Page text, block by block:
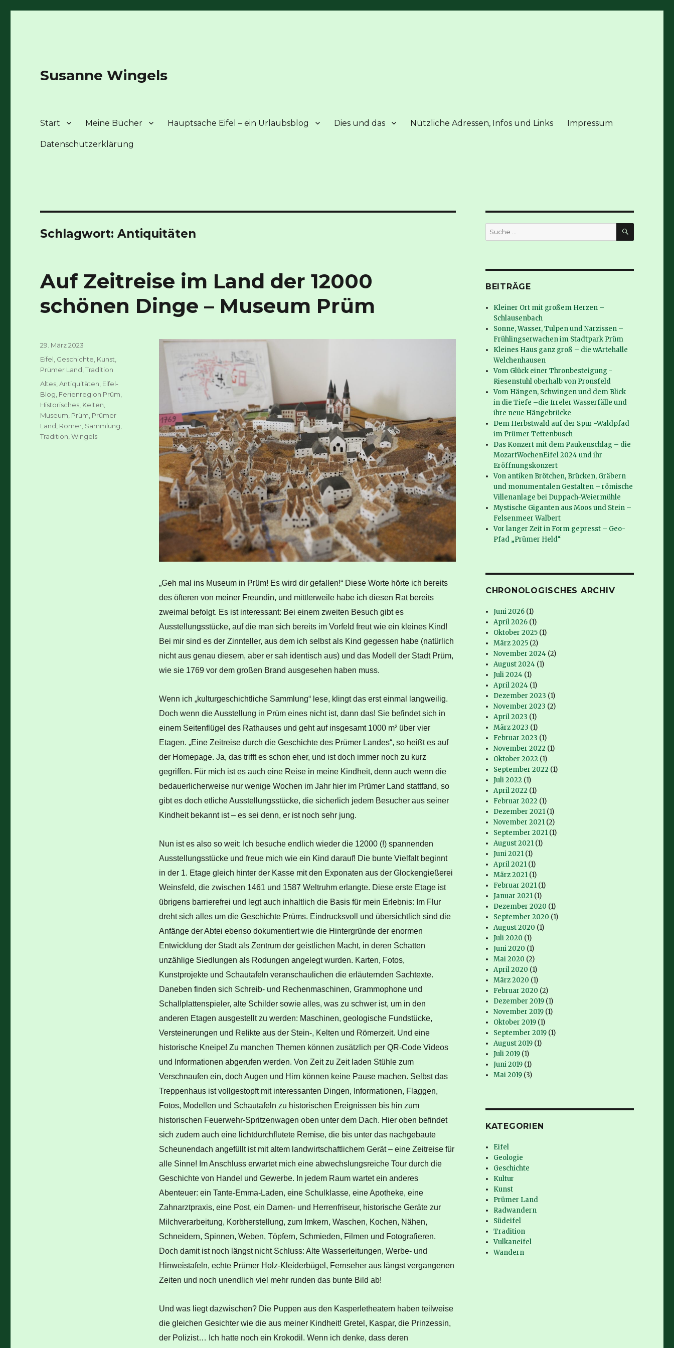
Susanne Wingels
Start Meine Bücher Hauptsache Eifel – ein Urlaubsblog Dies und das Nützliche Adressen, Infos und Links Impressum
Datenschutzerklärung
Schlagwort:Antiquitäten
Auf Zeitreise im Land der 12000
schönen Dinge – Museum Prüm
„Geh mal ins Museum in Prüm! Es wird dir gefallen!“ Diese Worte hörte ich bereits
des öfteren von meiner Freundin, und mittlerweile habe ich diesen Rat bereits
zweimal befolgt. Es ist interessant: Bei einem zweiten Besuch gibt es
Ausstellungsstücke, auf die man sich bereits im Vorfeld freut wie ein kleines Kind!
Bei mir sind es der Zinnteller, aus dem ich selbst als Kind gegessen habe (natürlich
nicht aus genau diesem, aber er sah identisch aus) und das Modell der Stadt Prüm,
wie sie 1769 vor dem großen Brand ausgesehen haben muss.
Wenn ich „kulturgeschichtliche Sammlung“ lese, klingt das erst einmal langweilig.
Doch wenn die Ausstellung in Prüm eines nicht ist, dann das! Sie befindet sich in
einem Seitenflügel des Rathauses und geht auf insgesamt 1000 m² über vier
Etagen. „Eine Zeitreise durch die Geschichte des Prümer Landes“, so heißt es auf
der Homepage. Ja, das trifft es schon eher, und ist doch immer noch zu kurz
gegriffen. Für mich ist es auch eine Reise in meine Kindheit, denn auch wenn die
bedauerlicherweise nur wenige Wochen im Jahr hier im Prümer Land stattfand, so
gibt es doch etliche Ausstellungsstücke, die sicherlich jedem Besucher aus seiner
Kindheit bekannt ist – es sei denn, er ist noch sehr jung.
Nun ist es also so weit: Ich besuche endlich wieder die 12000 (!) spannenden
Ausstellungsstücke und freue mich wie ein Kind darauf! Die bunte Vielfalt beginnt
in der 1. Etage gleich hinter der Kasse mit den Exponaten aus der Glockengießerei
Weinsfeld, die zwischen 1461 und 1587 Weltruhm erlangte. Diese erste Etage ist
übrigens barrierefrei und legt auch inhaltlich die Basis für mein Erlebnis: Im Flur
dreht sich alles um die Geschichte Prüms. Eindrucksvoll und übersichtlich sind die
Anfänge der Abtei ebenso dokumentiert wie die Hintergründe der enormen
Entwicklung der Stadt als Zentrum der geistlichen Macht, in deren Schatten
unzählige Siedlungen als Rodungen angelegt wurden. Karten, Fotos,
Kunstprojekte und Schautafeln veranschaulichen die erläuternden Sachtexte.
Daneben finden sich Schreib- und Rechenmaschinen, Grammophone und
Schallplattenspieler, alte Schilder sowie alles, was zu schwer ist, um in den
anderen Etagen ausgestellt zu werden: Maschinen, geologische Fundstücke,
Versteinerungen und Relikte aus der Stein-, Kelten und Römerzeit. Und eine
historische Kneipe! Zu manchen Themen können zusätzlich per QR-Code Videos
und Informationen abgerufen werden. Von Zeit zu Zeit laden Stühle zum
Verschnaufen ein, doch Augen und Hirn können keine Pause machen. Selbst das
Treppenhaus ist vollgestopft mit interessanten Dingen, Informationen, Flaggen,
Fotos, Modellen und Schautafeln zu historischen Ereignissen bis hin zum
historischen Feuerwehr-Spritzenwagen oben unter dem Dach. Hier oben befindet
sich zudem auch eine lichtdurchflutete Remise, die bis unter das nachgebaute
Scheunendach angefüllt ist mit altem landwirtschaftlichem Gerät – eine Zeitreise für
alle Sinne! Im Anschluss erwartet mich eine abwechslungsreiche Tour durch die
Geschichte von Handel und Gewerbe. In jedem Raum wartet ein anderes
Abenteuer: ein Tante-Emma-Laden, eine Schulklasse, eine Apotheke, eine
Zahnarztpraxis, eine Post, ein Damen- und Herrenfriseur, historische Geräte zur
Milchverarbeitung, Korbherstellung, zum Imkern, Waschen, Kochen, Nähen,
Schneidern, Spinnen, Weben, Töpfern, Schmieden, Filmen und Fotografieren.
Doch damit ist noch längst nicht Schluss: Alte Wasserleitungen, Werbe- und
Hinweistafeln, echte Prümer Holz-Kleiderbügel, Fernseher aus längst vergangenen
Zeiten und noch unendlich viel mehr runden das bunte Bild ab!
Und was liegt dazwischen? Die Puppen aus den Kasperletheatern haben teilweise
die gleichen Gesichter wie die aus meiner Kindheit! Gretel, Kaspar, die Prinzessin,
der Polizist… Ich hatte noch ein Krokodil. Wenn ich denke, dass deren
Veröffentlicht
am
29. März 2023
Kategorien
Eifel Geschichte Kunst
Prümer Land ,Tradition
Schlagwörter
Altes ,Antiquitäten Eifel-
Blog Ferienregion Prüm
Historisches Kelten
Museum Prüm Prümer
Land Römer Sammlung
Tradition ,Wingels
Suche
nach:
SUCHE
BEITRÄGE
Kleiner Ort mit großem Herzen –
Schlausenbach
Sonne, Wasser, Tulpen und Narzissen –
Frühlingserwachen im Stadtpark Prüm
Kleines Haus ganz groß – die wArtehalle
Welchenhausen
Vom Glück einer Thronbesteigung -
Riesenstuhl oberhalb von Pronsfeld
Vom Hängen, Schwingen und dem Blick
in die Tiefe –die Irreler Wasserfälle und
ihre neue Hängebrücke
Dem Herbstwald auf der Spur -Waldpfad
im Prümer Tettenbusch
Das Konzert mit dem Paukenschlag – die
MozartWochenEifel 2024 und ihr
Eröffnungskonzert
Von antiken Brötchen, Brücken, Gräbern
und monumentalen Gestalten – römische
Villenanlage bei Duppach-Weiermühle
Mystische Giganten aus Moos und Stein –
Felsenmeer Walbert
Vor langer Zeit in Form gepresst – Geo-
Pfad „Prümer Held“
CHRONOLOGISCHES ARCHIV
Juni 2026 (1)
April 2026 (1)
Oktober 2025 (1)
März 2025 (2)
November 2024 (2)
August 2024 (1)
Juli 2024 (1)
April 2024 (1)
Dezember 2023 (1)
November 2023 (2)
April 2023 (1)
März 2023 (1)
Februar 2023 (1)
November 2022 (1)
Oktober 2022 (1)
September 2022 (1)
Juli 2022 (1)
April 2022 (1)
Februar 2022 (1)
Dezember 2021 (1)
November 2021 (2)
September 2021 (1)
August 2021 (1)
Juni 2021 (1)
April 2021 (1)
März 2021 (1)
Februar 2021 (1)
Januar 2021 (1)
Dezember 2020 (1)
September 2020 (1)
August 2020 (1)
Juli 2020 (1)
Juni 2020 (1)
Mai 2020 (2)
April 2020 (1)
März 2020 (1)
Februar 2020 (2)
Dezember 2019 (1)
November 2019 (1)
Oktober 2019 (1)
September 2019 (1)
August 2019 (1)
Juli 2019 (1)
Juni 2019 (1)
Mai 2019 (3)
KATEGORIEN
Eifel
Geologie
Geschichte
Kultur
Kunst
Prümer Land
Radwandern
Südeifel
Tradition
Vulkaneifel
Wandern